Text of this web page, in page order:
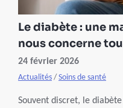
Le diabète : une
nous concerne
24 février 2026
Actualités / Soins de santé
Souvent discret, le